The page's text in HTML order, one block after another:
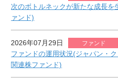
次のボトルネックが新たな成長を
ァンド)
2026年07月29日 ファンド
ファンドの運用状況(ジャパン・
関連株ファンド)